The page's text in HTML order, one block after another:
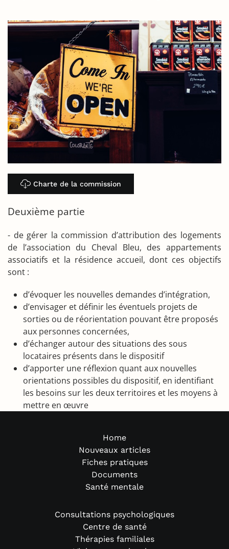
Charte de la commission
Deuxième partie
- de gérer la commission d’attribution des logements
de l’association du Cheval Bleu, des appartements
associatifs et la résidence accueil, dont ces objectifs
sont :
d’évoquer les nouvelles demandes d’intégration,
d’envisager et définir les éventuels projets de
sorties ou de réorientation pouvant être proposés
aux personnes concernées,
d’échanger autour des situations des sous
locataires présents dans le dispositif
d’apporter une réflexion quant aux nouvelles
orientations possibles du dispositif, en identifiant
les besoins sur les deux territoires et les moyens à
mettre en œuvre
Home
Nouveaux articles
Fiches pratiques
Documents
Santé mentale
Consultations psychologiques
Centre de santé
Thérapies familiales